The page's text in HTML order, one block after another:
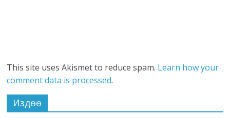
This site uses Akismet to reduce spam. Learn how your
comment data is processed.
Издөө